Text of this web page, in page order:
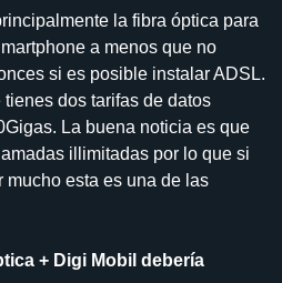
la fibra óptica para
a menos que no
si es posible instalar ADSL.
dos tarifas de datos
La buena noticia es que
illimitadas por lo que si
mucho esta es una de las
+ Digi Mobil debería